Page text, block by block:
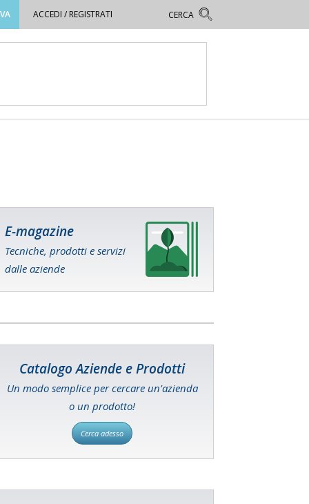
ACCEDI / REGISTRATI
E-magazine
Tecniche, prodotti e servizi
dalle aziende
Catalogo Aziende e Prodotti
Un modo semplice per cercare un'azienda
o un prodotto!
Cerca adesso